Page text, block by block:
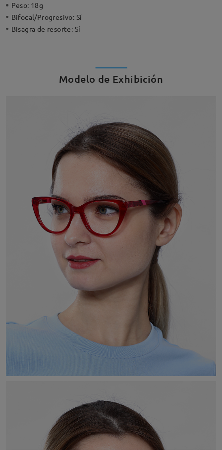
Peso: 18g
Bifocal/Progresivo: Sí
Bisagra de resorte: Sí
Modelo de Exhibición